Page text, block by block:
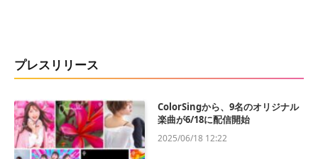
プレスリリース
ColorSingから、9名のオリジナル
楽曲が6/18に配信開始
2025/06/18 12:22